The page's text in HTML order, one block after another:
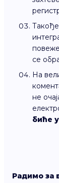
се
На
не
биће
Радимо за